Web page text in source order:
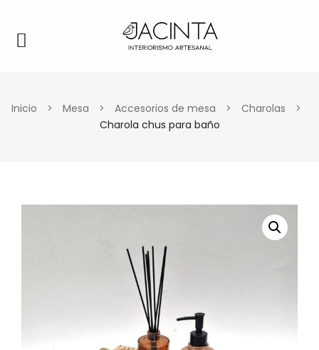
Inicio > Mesa > Accesorios de mesa > Charolas
>
Charola chus para baño